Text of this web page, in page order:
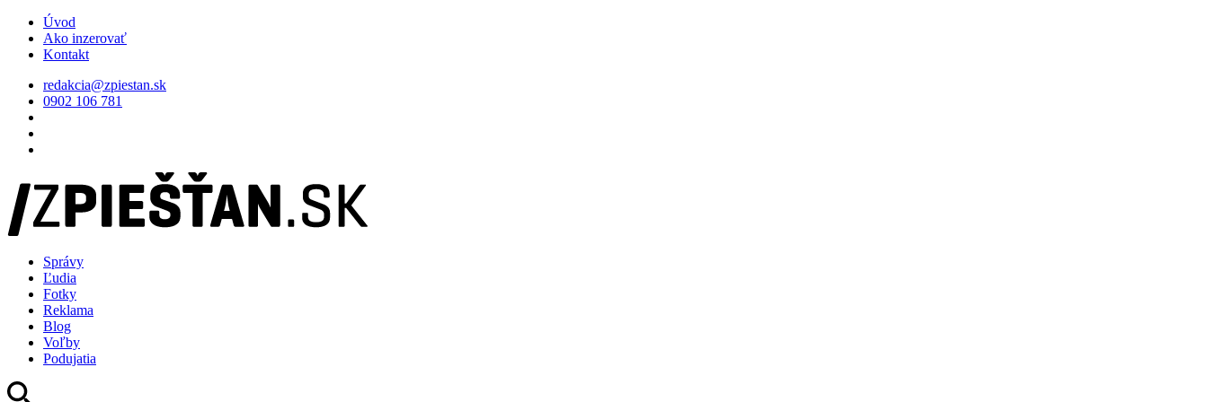
Úvod
Ako inzerovať
Kontakt
redakcia@zpiestan.sk
0902 106 781
Správy
Ľudia
Fotky
Reklama
Blog
Voľby
Podujatia